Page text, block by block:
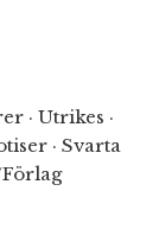
· Utrikes ·
· Svarta